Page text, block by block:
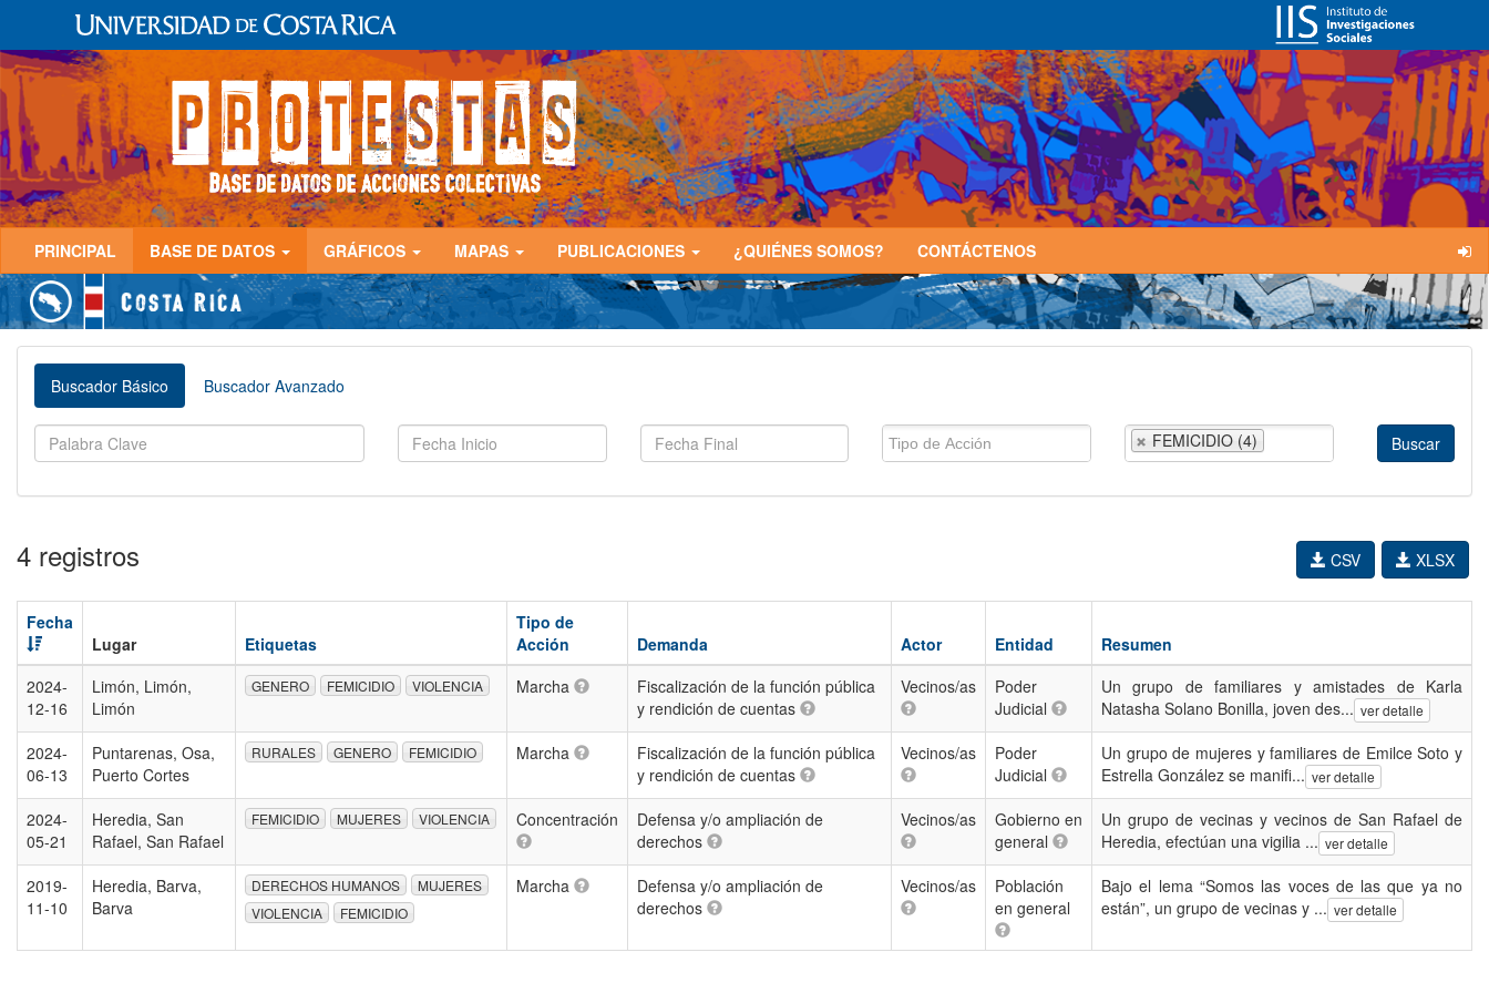
PRINCIPAL BASE DE DATOS GRÁFICOS MAPAS PUBLICACIONES ¿QUIÉNES SOMOS? CONTÁCTENOS
Buscador Básico Buscador Avanzado
FEMICIDIO (4)
4 registros XLSX
CSV
Fecha
Lugar
Etiquetas
Tipo de
Acción
Demanda Actor Entidad
Resumen
2024-
12-16
Limón, Limón,
Limón
GENERO FEMICIDIO VIOLENCIA Marcha
Fiscalización de la función pública
y rendición de cuentas
Vecinos/as
Poder
Judicial
Un grupo de familiares y amistades de Karla
Natasha Solano Bonilla, joven des... ver detalle
2024-
06-13
Puntarenas, Osa,
Puerto Cortes
RURALES GENERO FEMICIDIO Marcha
Fiscalización de la función pública
y rendición de cuentas
Vecinos/as
Poder
Judicial
Un grupo de mujeres y familiares de Emilce Soto y
Estrella González se manifi... ver detalle
2024-
05-21
Heredia, San
Rafael, San Rafael
FEMICIDIO MUJERES VIOLENCIA Concentración
Defensa y/o ampliación de
derechos
Vecinos/as
Gobierno en
general
Un grupo de vecinas y vecinos de San Rafael de
Heredia, efectúan una vigilia ... ver detalle
2019-
11-10
Heredia, Barva,
Barva
DERECHOS HUMANOS
MUJERES
VIOLENCIA
FEMICIDIO
Marcha
Defensa y/o ampliación de
derechos
Vecinos/as
Población
en general
Bajo el lema “Somos las voces de las que ya no
están”, un grupo de vecinas y ... ver detalle